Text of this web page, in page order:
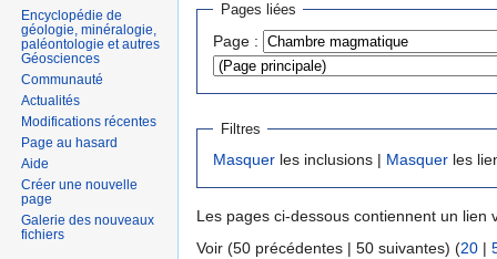
Pages liées
Page :
Filtres
Masquer les inclusions | Masquer les
Les pages ci-dessous contiennent un lien
Voir (50 précédentes | 50 suivantes) (20 |
Encyclopédie de
géologie, minéralogie,
paléontologie et autres
Géosciences
Communauté
Actualités
Modifications récentes
Page au hasard
Aide
Créer une nouvelle
page
Galerie des nouveaux
fichiers